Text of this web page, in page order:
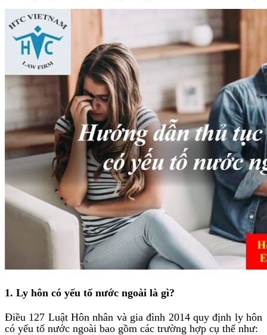
1. Ly hôn có yếu tố nước ngoài là gì?
Điều 127 Luật Hôn nhân và gia đình 2014 quy định ly hôn
có yếu tố nước ngoài bao gồm các trường hợp cụ thể như: